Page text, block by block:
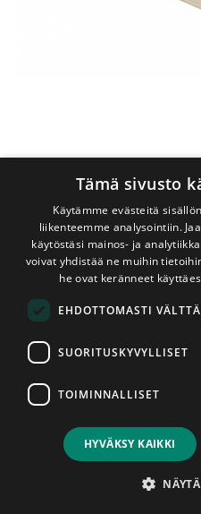
5,95€
Shop Jalkalista Mänty
Jalkalista Mänty
Puuvalmis
Erikoisluokan (lähes
käsittelemätön jalkalista.
halutulla tavalla.
että lattian neliömäärä (m2)
metrimäärä, vähennettynä
vastaavat toisiaan.
lattiapäällysteen materiaali ja
Tämä sivusto
Käytämme evästeitä
liikenteemme analysointiin.
käytöstäsi mainos- ja
voivat yhdistää ne muihin
he ovat keränneet
EHDOTTOMASTI
SUORITUSKYVYLLISET
TOIMINNALLISET
HYVÄKSY KAIKKI